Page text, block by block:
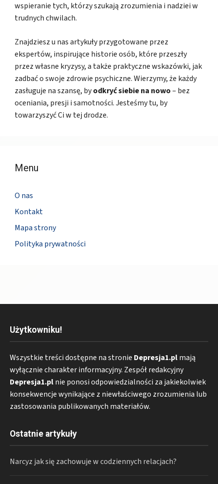
wspieranie tych, którzy szukają zrozumienia i nadziei w
trudnych chwilach.
Znajdziesz u nas artykuły przygotowane przez
ekspertów, inspirujące historie osób, które przeszły
przez własne kryzysy, a także praktyczne wskazówki, jak
zadbać o swoje zdrowie psychiczne. Wierzymy, że każdy
zasługuje na szansę, byodkryć siebie na nowo– bez
oceniania, presji i samotności. Jesteśmy tu, by
towarzyszyć Ci w tej drodze.
Menu
O nas
Kontakt
Mapa strony
Polityka prywatności
Użytkowniku!
Wszystkie treści dostępne na stronie Depresja1.plmają
wyłącznie charakter informacyjny. Zespół redakcyjny
Depresja1.plnie ponosi odpowiedzialności za jakiekolwiek
konsekwencje wynikające z niewłaściwego zrozumienia lub
zastosowania publikowanych materiałów.
Ostatnie artykuły
Narcyz jak się zachowuje w codziennych relacjach?